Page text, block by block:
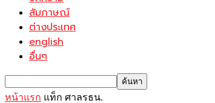
สัมภาษณ์
ต่างประเทศ
english
อื่นๆ
หน้าแรก แท็ก ศาลรธน.